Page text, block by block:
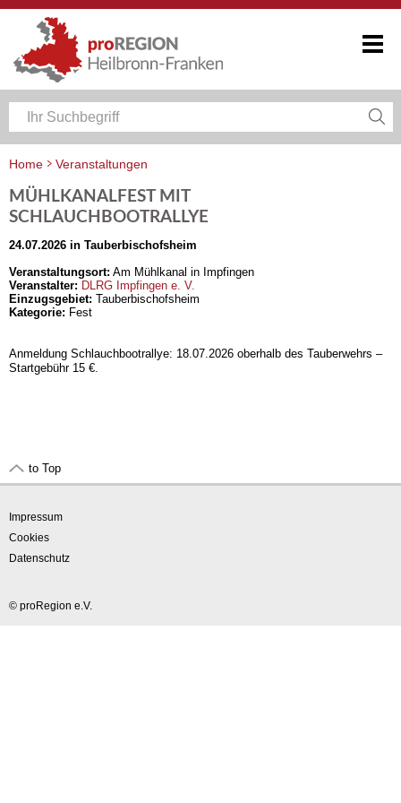
Home
Veranstaltungen
MÜHLKANALFEST MIT
SCHLAUCHBOOTRALLYE
24.07.2026 in Tauberbischofsheim
Veranstaltungsort: Am Mühlkanal in Impfingen
Veranstalter: DLRG Impfingen e. V.
Einzugsgebiet: Tauberbischofsheim
Kategorie: Fest
Anmeldung Schlauchbootrallye: 18.07.2026 oberhalb des Tauberwehrs –
Startgebühr 15 €.
to Top
Impressum
Cookies
Datenschutz
© proRegion e.V.